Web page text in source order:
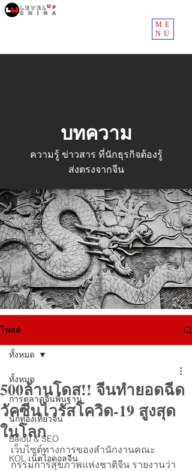
ME
NU
บทความ
ความรู้ ข่าวสาร ที่นักธุรกิจต้องรู้
ส่งตรงจากจีน
โพสต์
ทั้งหมด
การตลาดจีนพื้นฐาน
นักท่องเที่ยวจีน
Baidu & SEO
KOL เน็ตไอดอลจีน
ทั้งหมด
500ล้านโดส!! จีนทำยอดฉีด
วัคซีนไวรัสโควิด-19 สูงสุด
ในโลก
เว็บไซต์ทางการของสำนักงานคณะ
กรรมการสุขภาพแห่งชาติจีน รายงานว่า